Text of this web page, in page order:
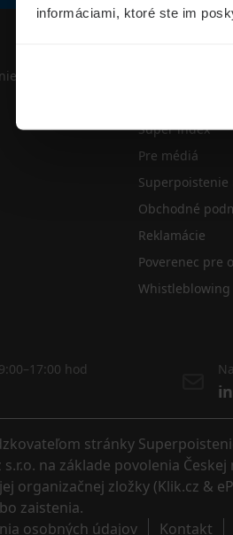
informáciami, ktoré ste im
Super index
Pre médiá
Superpoistenie
Obchodné
Reklamácie
Poverenec pre
Whistleblowing
hod
stránky
s.r.o. na základe povolenia
organizačnej zložky (Klik.cz &
zaistenia.
osobných údajov
Kontakt